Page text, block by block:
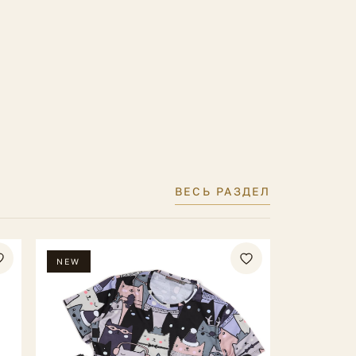
ВЕСЬ РАЗДЕЛ
NEW